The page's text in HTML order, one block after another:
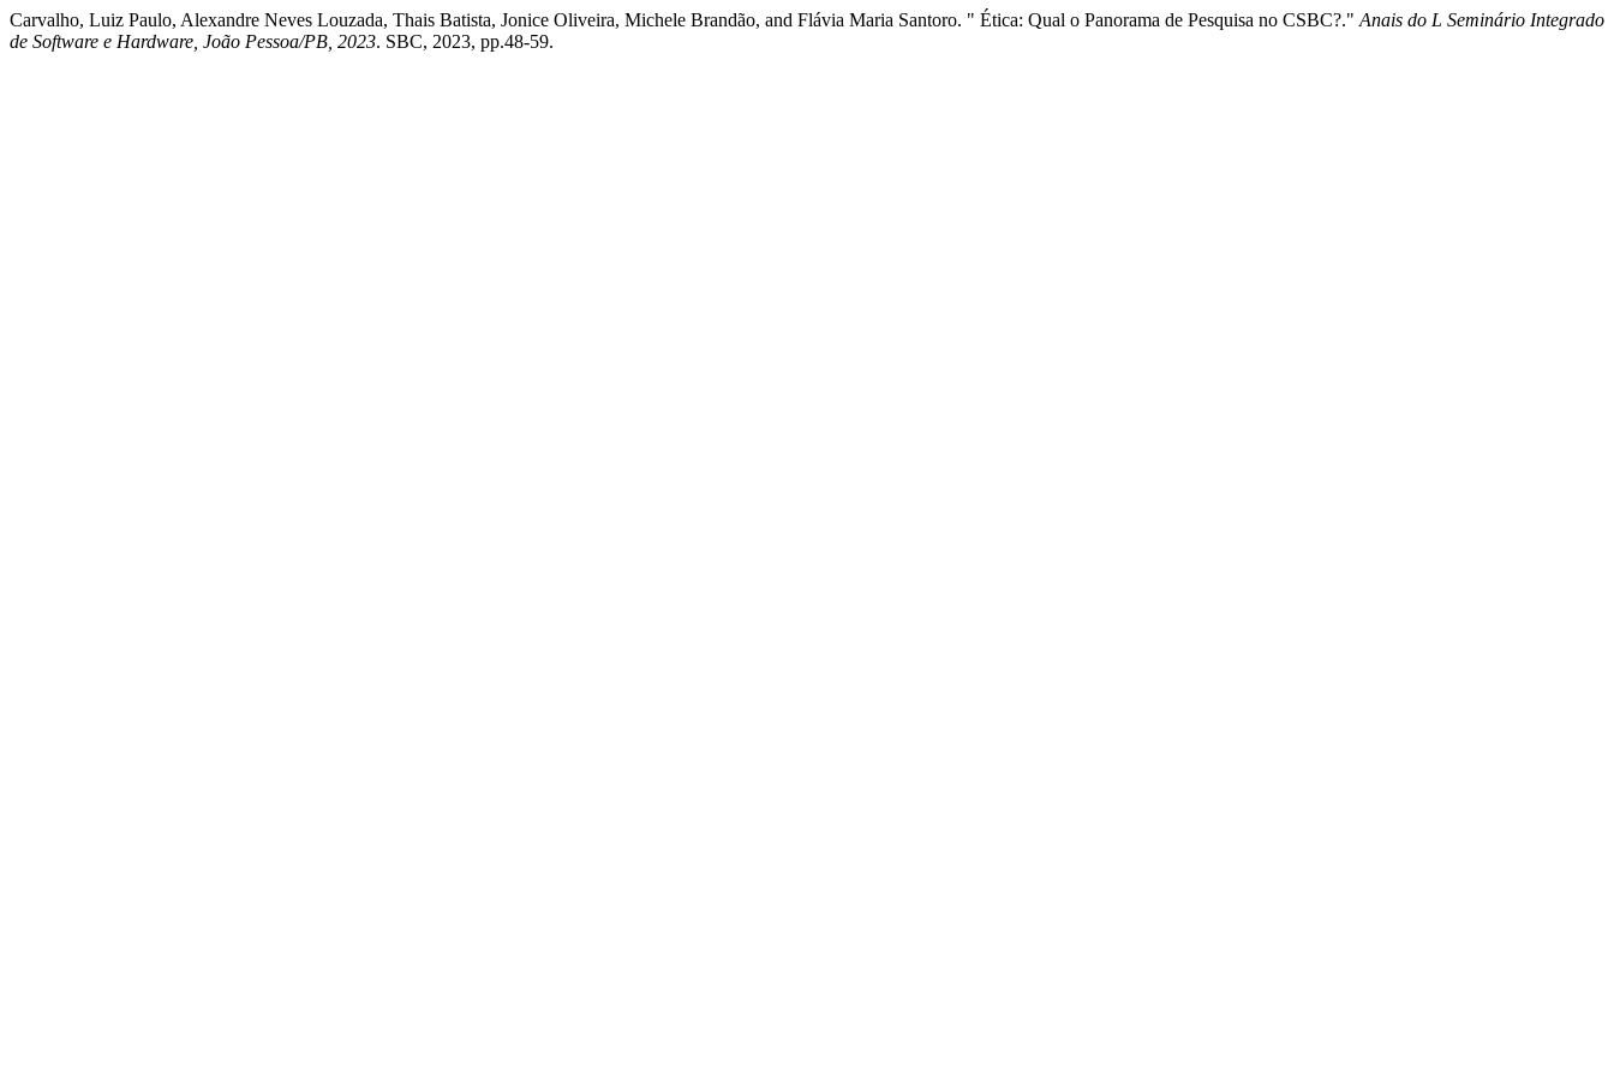
Carvalho, Luiz Paulo, Alexandre Neves Louzada, Thais Batista, Jonice Oliveira, Michele Brandão, and Flávia Maria Santoro. " Ética: Qual o Panorama de Pesquisa no CSBC?." Anais do L Seminário Integrado
de Software e Hardware, João Pessoa/PB, 2023. SBC, 2023, pp.48-59.